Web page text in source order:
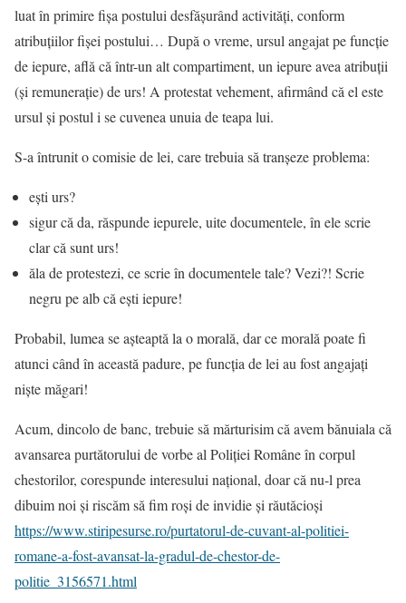
luat în primire fișa postului desfășurând activități, conform
atribuțiilor fișei postului… După o vreme, ursul angajat pe funcție
de iepure, află că într-un alt compartiment, un iepure avea atribuții
(și remunerație) de urs! A protestat vehement, afirmând că el este
ursul și postul i se cuvenea unuia de teapa lui.
S-a întrunit o comisie de lei, care trebuia să tranșeze problema:
ești urs?
sigur că da, răspunde iepurele, uite documentele, în ele scrie
clar că sunt urs!
ăla de protestezi, ce scrie în documentele tale? Vezi?! Scrie
negru pe alb că ești iepure!
Probabil, lumea se așteaptă la o morală, dar ce morală poate fi
atunci când în această padure, pe funcția de lei au fost angajați
niște măgari!
Acum, dincolo de banc, trebuie să mărturisim că avem bănuiala că
avansarea purtătorului de vorbe al Poliției Române în corpul
chestorilor, corespunde interesului național, doar că nu-l prea
dibuim noi și riscăm să fim roși de invidie și răutăcioși
https://www.stiripesurse.ro/purtatorul-de-cuvant-al-politiei-
romane-a-fost-avansat-la-gradul-de-chestor-de-
politie_3156571.html